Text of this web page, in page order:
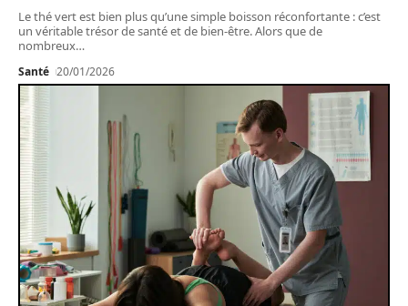
Le thé vert est bien plus qu’une simple boisson réconfortante : c’est
un véritable trésor de santé et de bien-être. Alors que de
nombreux…
Santé 20/01/2026